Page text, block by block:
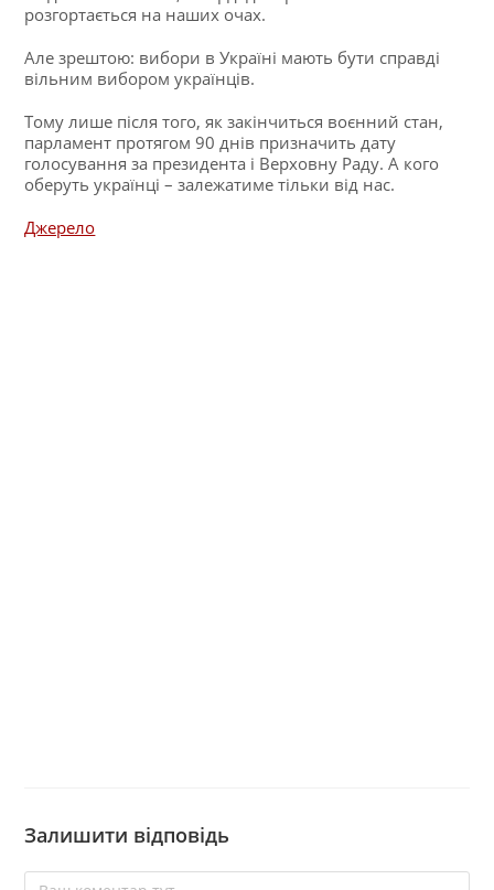
розгортається на наших очах.
Але зрештою: вибори в Україні мають бути справді
вільним вибором українців.
Тому лише після того, як закінчиться воєнний стан,
парламент протягом 90 днів призначить дату
голосування за президента і Верховну Раду. А кого
оберуть українці – залежатиме тільки від нас.
Джерело
Залишити відповідь